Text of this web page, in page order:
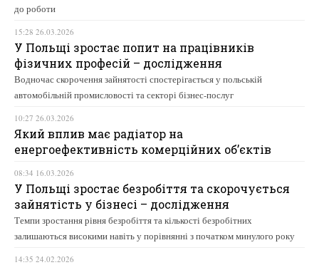
до роботи
15:28 26.03.2026
У Польщі зростає попит на працівників
фізичних професій – дослідження
Водночас скорочення зайнятості спостерігається у польській
автомобільній промисловості та секторі бізнес-послуг
10:27 26.03.2026
Який вплив має радіатор на
енергоефективність комерційних об’єктів
08:34 16.03.2026
У Польщі зростає безробіття та скорочується
зайнятість у бізнесі – дослідження
Темпи зростання рівня безробіття та кількості безробітних
залишаються високими навіть у порівнянні з початком минулого року
14:35 24.02.2026